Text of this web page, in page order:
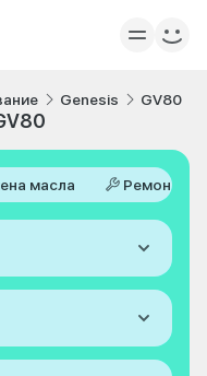
Genesis GV80
масла Ремонт